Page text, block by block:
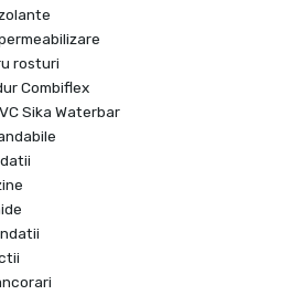
rosturi
Combiflex
Sika Waterbar